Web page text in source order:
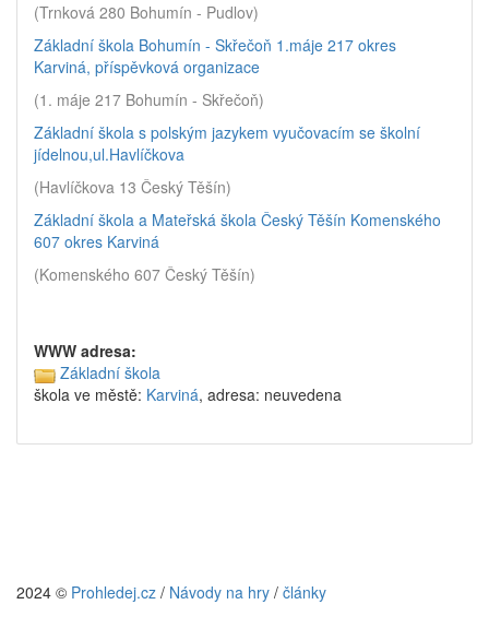
(Trnková 280 Bohumín - Pudlov)
Základní škola Bohumín - Skřečoň 1.máje 217 okres
Karviná, příspěvková organizace
(1. máje 217 Bohumín - Skřečoň)
Základní škola s polským jazykem vyučovacím se školní
jídelnou,ul.Havlíčkova
(Havlíčkova 13 Český Těšín)
Základní škola a Mateřská škola Český Těšín Komenského
607 okres Karviná
(Komenského 607 Český Těšín)
WWW adresa:
Základní škola
škola ve městě: Karviná, adresa: neuvedena
2024 © Prohledej.cz / Návody na hry / články